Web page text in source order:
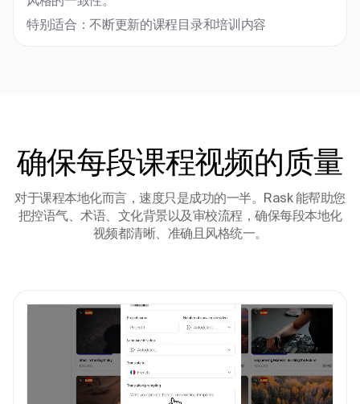
特别适合：不断更新的课程目录和培训内容
确保每段课程视频的质量
对于课程本地化而言，速度只是成功的一半。Rask 能帮助您
把控语气、术语、文化背景以及审校流程，确保每段本地化
视频都清晰、准确且风格统一。